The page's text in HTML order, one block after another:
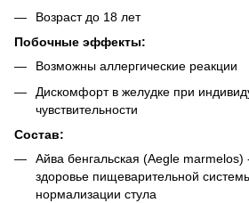
Возраст до 18 лет
Побочные эффекты:
Возможны аллергические реакции
Дискомфорт в желудке при
чувствительности
Состав:
Айва бенгальская (Aegle marmelos)
здоровье пищеварительной
нормализации стула